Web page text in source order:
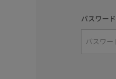
パスワード